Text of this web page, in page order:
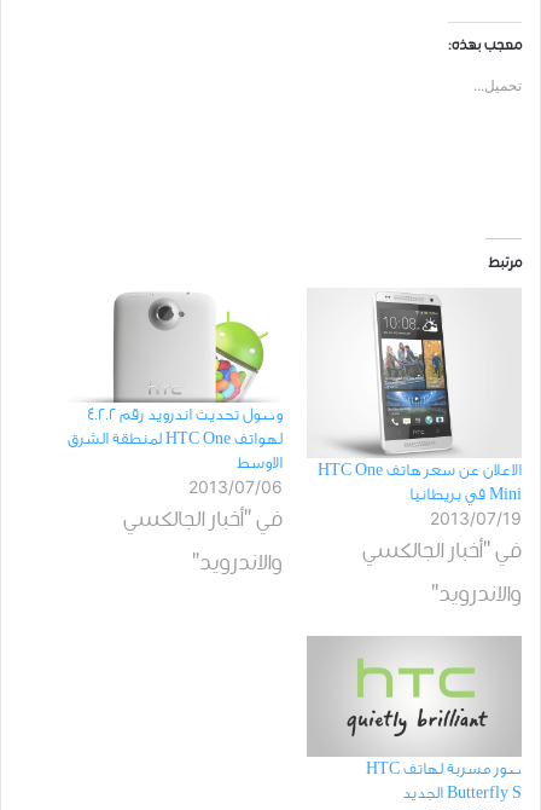
معجب بهذه:
تحميل...
مرتبط
الاعلان عن سعر هاتف HTC One
Mini في بريطانيا
2013/07/19
في "أخبار الجالكسي
والاندرويد"
وصول تحديث اندرويد رقم 4.2.2
لهواتف HTC One لمنطقة الشرق
الاوسط
2013/07/06
في "أخبار الجالكسي
والاندرويد"
صور مسربة لهاتف HTC
Butterfly S الجديد